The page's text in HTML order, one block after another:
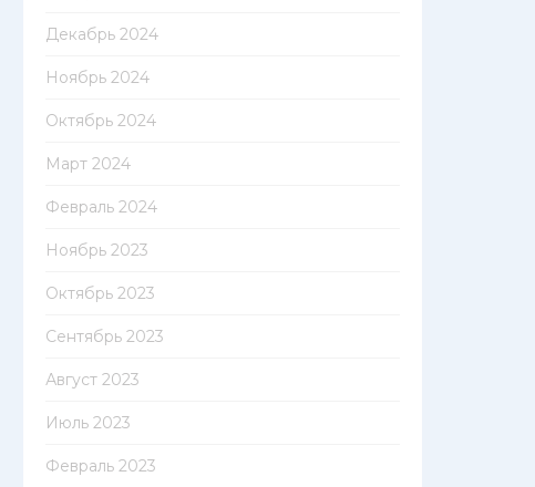
Декабрь 2024
Ноябрь 2024
Октябрь 2024
Март 2024
Февраль 2024
Ноябрь 2023
Октябрь 2023
Сентябрь 2023
Август 2023
Июль 2023
Февраль 2023